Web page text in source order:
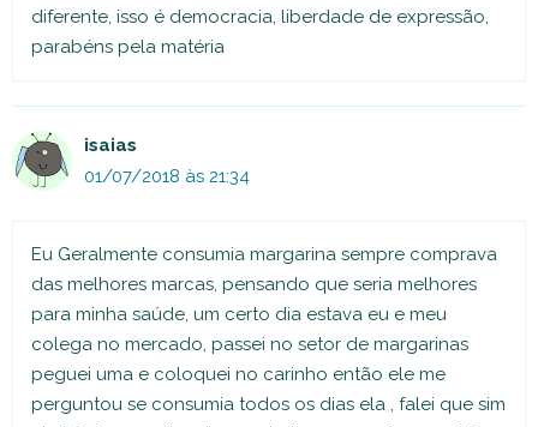
diferente, isso é democracia, liberdade de expressão,
parabéns pela matéria
isaias
01/07/2018 às 21:34
Eu Geralmente consumia margarina sempre comprava
das melhores marcas, pensando que seria melhores
para minha saúde, um certo dia estava eu e meu
colega no mercado, passei no setor de margarinas
peguei uma e coloquei no carinho então ele me
perguntou se consumia todos os dias ela , falei que sim